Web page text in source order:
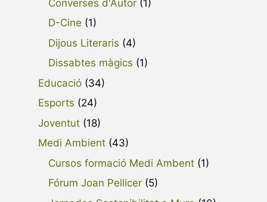
Converses d'Autor (1)
D-Cine (1)
Dijous Literaris (4)
Dissabtes màgics (1)
Educació (34)
Esports (24)
Joventut (18)
Medi Ambient (43)
Cursos formació Medi Ambent (1)
Fórum Joan Pellicer (5)